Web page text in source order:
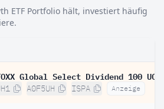
ETF Portfolio hält, investiert häufig
A0F5UH ISPA Anzeige